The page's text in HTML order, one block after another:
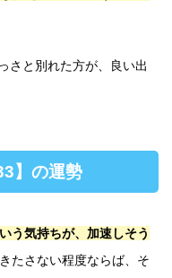
さと別れた方が、良い出
】の運勢
う気持ちが、加速しそう
たさない程度ならば、そ